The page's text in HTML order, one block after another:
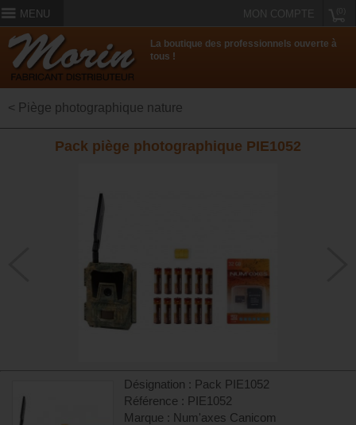
MENU MON COMPTE
La boutique des professionnels ouverte à
tous !
< Piège photographique nature
Pack piège photographique PIE1052
Désignation : Pack PIE1052
Référence : PIE1052
Marque : Num'axes Canicom